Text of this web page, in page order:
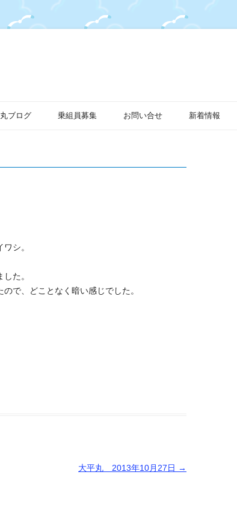
ブログ 乗組員募集 お問い合せ 新着情報
シ。
た。
で、どことなく暗い感じでした。
大平丸 2013年10月27日 →